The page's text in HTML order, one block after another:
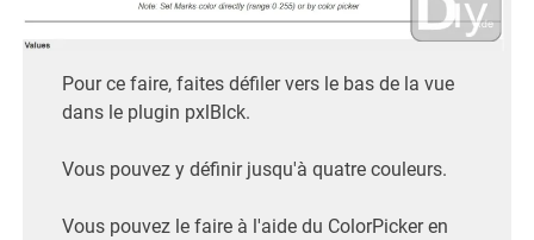
Pour ce faire, faites défiler vers le bas de la vue
dans le plugin pxlBlck.
Vous pouvez y définir jusqu'à quatre couleurs.
Vous pouvez le faire à l'aide du ColorPicker en